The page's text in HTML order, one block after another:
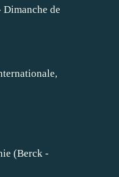
Dimanche de
(Berck -